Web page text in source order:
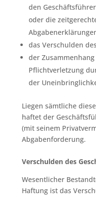
den
oder die
das Verschulden
der
Pflichtverletzung
der
Liegen sämtliche
haftet der
(mit seinem
Abgabenforderung.
Verschulden des
Wesentlicher
Haftung ist das